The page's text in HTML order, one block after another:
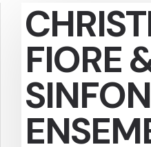
FIORE